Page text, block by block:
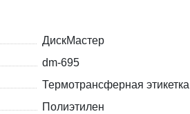
ДискМастер
dm-695
Термотрансферная этикетка
Полиэтилен